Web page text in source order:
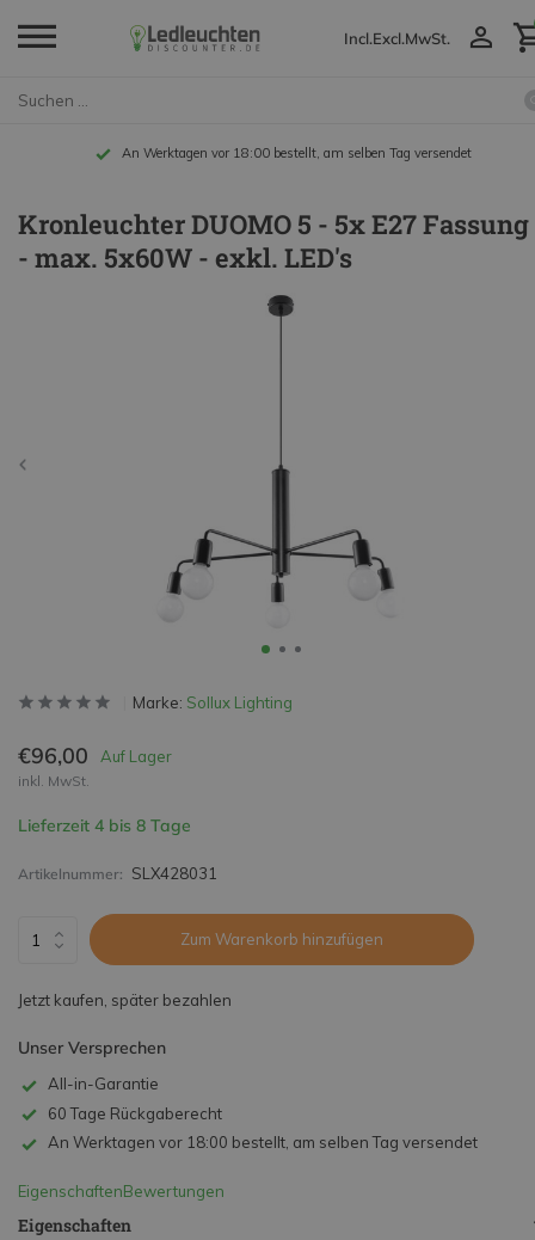
Incl.Excl.MwSt.
An Werktagen vor 18:00 bestellt, am selben Tag versendet
Kronleuchter DUOMO 5 - 5x E27 Fassung
- max. 5x60W - exkl. LED's
Marke: Sollux Lighting
€96,00 Auf Lager
inkl. MwSt.
Lieferzeit 4 bis 8 Tage
Artikelnummer: SLX428031
Zum Warenkorb hinzufügen
Jetzt kaufen, später bezahlen
Unser Versprechen
All-in-Garantie
60 Tage Rückgaberecht
An Werktagen vor 18:00 bestellt, am selben Tag versendet
EigenschaftenBewertungen
Eigenschaften